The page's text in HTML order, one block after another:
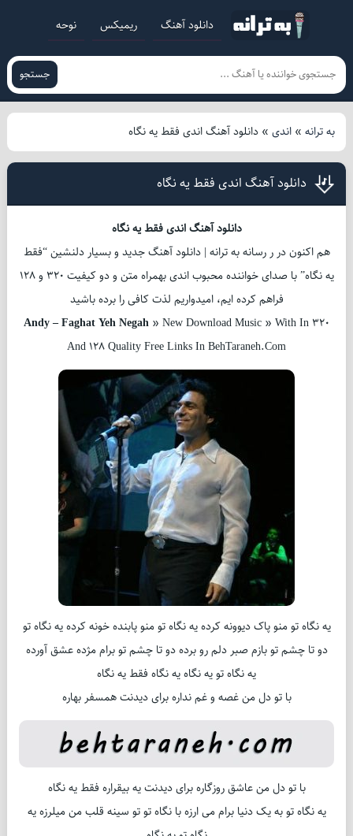
دانلود آهنگ ریمیکس نوحه
جستجو
به ترانه» اندی» دانلود آهنگ اندی فقط یه نگاه
دانلود آهنگ اندی فقط یه نگاه
دانلود آهنگ اندی فقط یه نگاه
هم اکنون در ر رسانه به ترانه | دانلود آهنگ جدید و بسیار دلنشین “فقط
یه نگاه” با صدای خواننده محبوب اندی بهمراه متن و دو کیفیت 320 و 128
فراهم کرده ایم، امیدواریم لذت کافی را برده باشید
Andy – Faghat Yeh Negah » New Download Music » With In 320
And 128 Quality Free Links In BehTaraneh.Com
یه نگاه تو منو پاک دیوونه کرده یه نگاه تو منو پابنده خونه کرده یه نگاه تو
دو تا چشم تو بازم صبر دلم رو برده دو تا چشم تو برام مژده عشق آورده
یه نگاه تو یه نگاه یه نگاه فقط یه نگاه
با تو دل من غصه و غم نداره برای دیدنت همسفر بهاره
با تو دل من عاشق روزگاره برای دیدنت یه بیقراره فقط یه نگاه
یه نگاه تو به یک دنیا برام می ارزه با نگاه تو تو سینه قلب من میلرزه یه